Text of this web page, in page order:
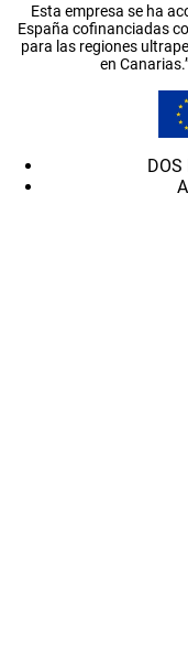
Esta empresa se ha
España cofinanciadas
para las regiones
en